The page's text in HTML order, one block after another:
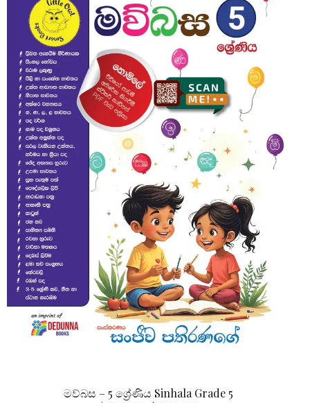
මව්බස – 5 ශ්‍රේණිය Sinhala Grade 5